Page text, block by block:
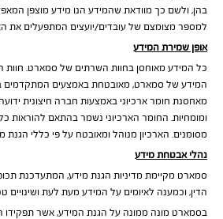
בהן, ולשם כך מוודאת שהמידע הנו מידע מוצפן
למספר מצומצם של עובדים/יועצים המתפעלים את
אופן שמירת המידע
כל המידע מאוחסן בחוות השרתים של סמארט. חוות
המידע של סמארט, מאובטחת באמצעים המתקדמים
מאחסנת חומר ארכיוני באמצעות חברה חיצונית
ומומחיות. החומר הארכיוני נשמר בהתאם להוראות כל
מסומנים. הארכיון מנוהל ומאובטח על פי כללי הגנת
נהלי אבטחת מידע
סמארט מקיימת מדיניות הגנת מידע, המתעדכנת
הדין, וכמענה לאיומים על המידע מעת לעת ושינויים
בסמארט מונה ממונה על הגנת המידע, אשר תפקידו